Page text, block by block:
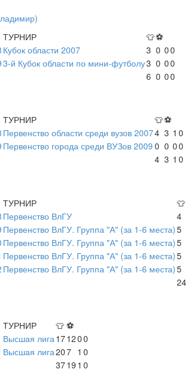
ТУРНИР 👕⚽
Кубок области 2007 3 0 00
3-й Кубок области по мини-футболу3 0 00
6 0 00
ТУРНИР 👕⚽
Первенство области среди вузов 20074 3 1 0
Первенство города среди ВУЗов 2009 0 0 00
4 3 1 0
ТУРНИР 👕
Первенство ВлГУ 4
Первенство ВлГУ. Группа "А" (за 1-6 места)5
Первенство ВлГУ. Группа "А" (за 1-6 места)5
Первенство ВлГУ. Группа "А" (за 1-6 места)5
Первенство ВлГУ. Группа "А" (за 1-6 места)5
24
ТУРНИР 👕 ⚽
Высшая лига 171200
Высшая лига207 1 0
3719 1 0